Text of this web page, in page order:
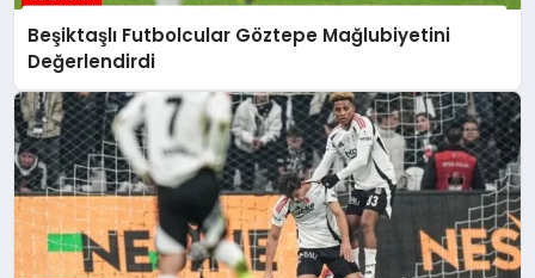
Beşiktaşlı Futbolcular Göztepe Mağlubiyetini
Değerlendirdi